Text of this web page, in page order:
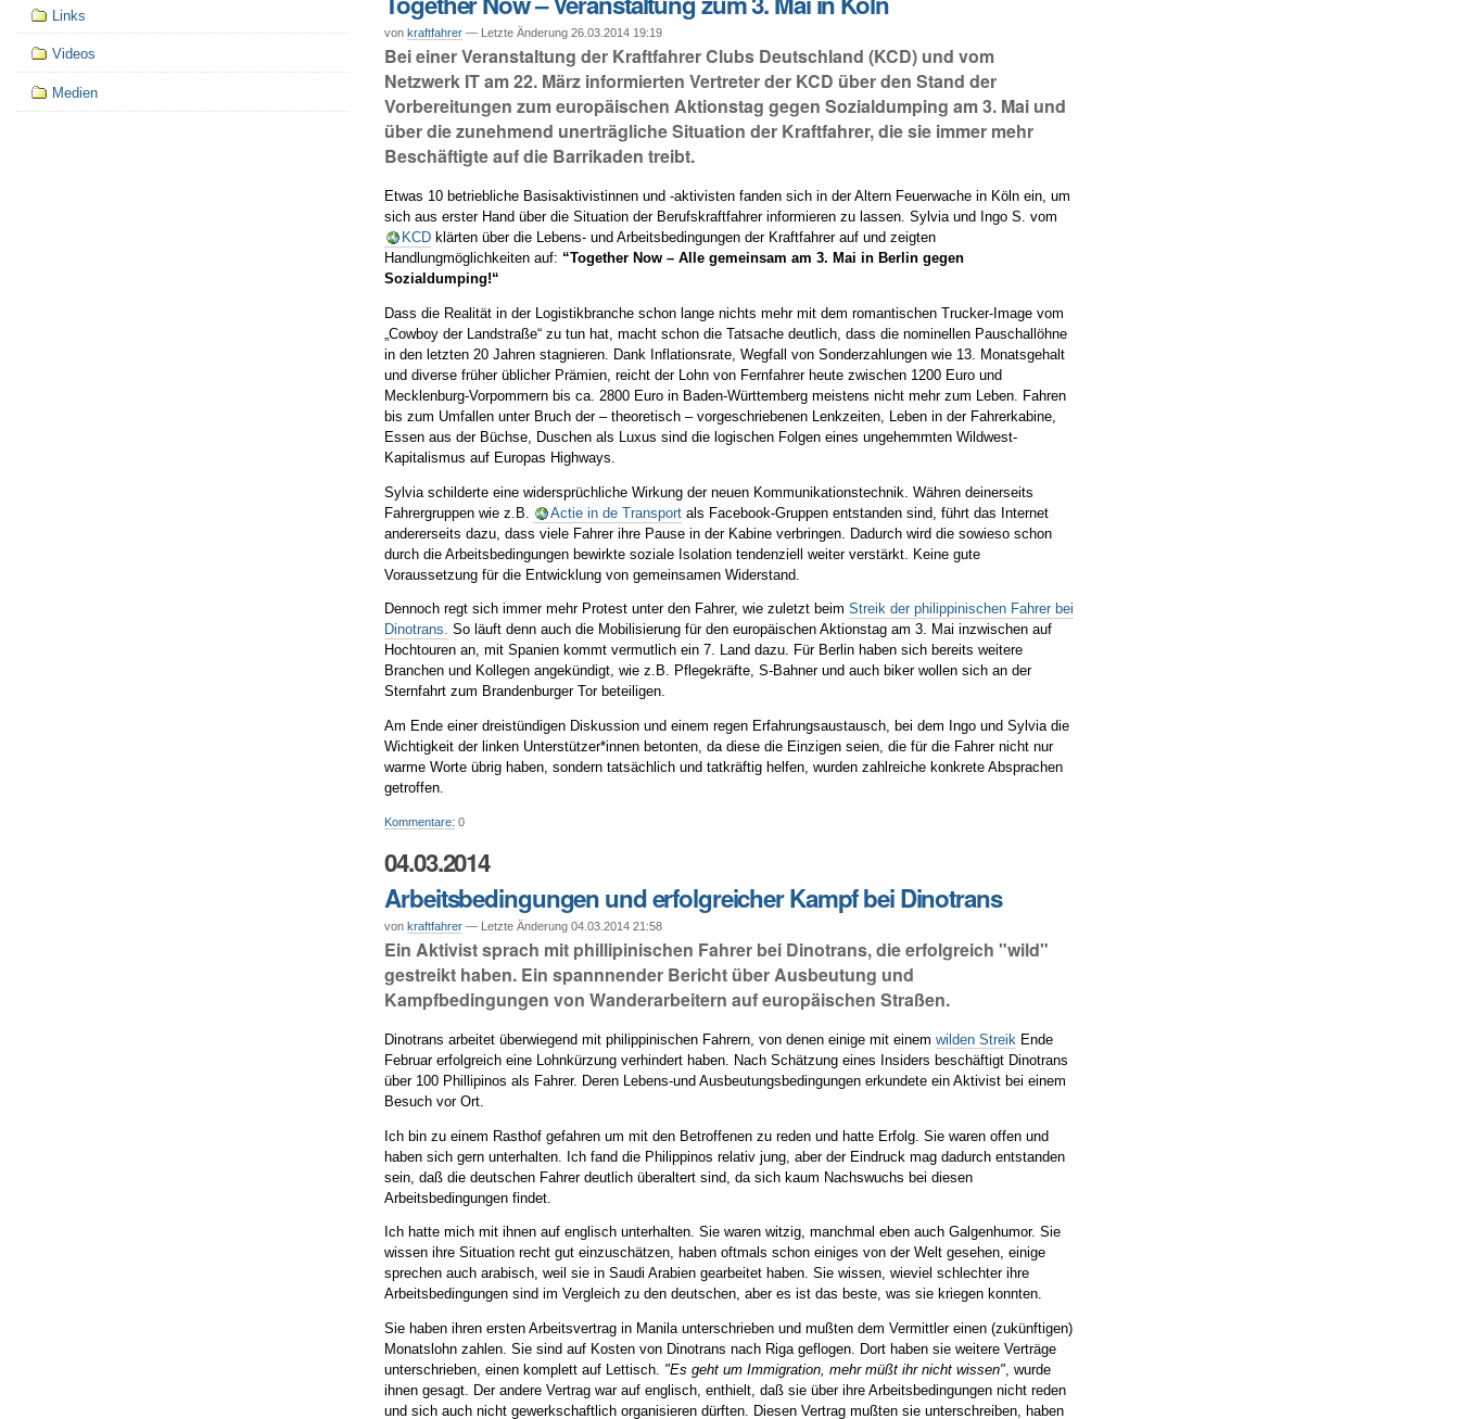
von kraftfahrer — Letzte Änderung 26.03.2014 19:19
Bei einer Veranstaltung der Kraftfahrer Clubs Deutschland (KCD) und vom
Netzwerk IT am 22. März informierten Vertreter der KCD über den Stand der
Vorbereitungen zum europäischen Aktionstag gegen Sozialdumping am 3. Mai und
über die zunehmend unerträgliche Situation der Kraftfahrer, die sie immer mehr
Beschäftigte auf die Barrikaden treibt.
Etwas 10 betriebliche Basisaktivistinnen und -aktivisten fanden sich in der Altern Feuerwache in Köln ein, um
sich aus erster Hand über die Situation der Berufskraftfahrer informieren zu lassen. Sylvia und Ingo S. vom
KCD klärten über die Lebens- und Arbeitsbedingungen der Kraftfahrer auf und zeigten
Handlungmöglichkeiten auf: “Together Now – Alle gemeinsam am 3. Mai in Berlin gegen
Sozialdumping!“
Dass die Realität in der Logistikbranche schon lange nichts mehr mit dem romantischen Trucker-Image vom
„Cowboy der Landstraße“ zu tun hat, macht schon die Tatsache deutlich, dass die nominellen Pauschallöhne
in den letzten 20 Jahren stagnieren. Dank Inflationsrate, Wegfall von Sonderzahlungen wie 13. Monatsgehalt
und diverse früher üblicher Prämien, reicht der Lohn von Fernfahrer heute zwischen 1200 Euro und
Mecklenburg-Vorpommern bis ca. 2800 Euro in Baden-Württemberg meistens nicht mehr zum Leben. Fahren
bis zum Umfallen unter Bruch der – theoretisch – vorgeschriebenen Lenkzeiten, Leben in der Fahrerkabine,
Essen aus der Büchse, Duschen als Luxus sind die logischen Folgen eines ungehemmten Wildwest-
Kapitalismus auf Europas Highways.
Sylvia schilderte eine widersprüchliche Wirkung der neuen Kommunikationstechnik. Währen deinerseits
Fahrergruppen wie z.B.
Actie in de Transport als Facebook-Gruppen entstanden sind, führt das Internet
andererseits dazu, dass viele Fahrer ihre Pause in der Kabine verbringen. Dadurch wird die sowieso schon
durch die Arbeitsbedingungen bewirkte soziale Isolation tendenziell weiter verstärkt. Keine gute
Voraussetzung für die Entwicklung von gemeinsamen Widerstand.
Dennoch regt sich immer mehr Protest unter den Fahrer, wie zuletzt beimStreik der philippinischen Fahrer bei
Dinotrans. So läuft denn auch die Mobilisierung für den europäischen Aktionstag am 3. Mai inzwischen auf
Hochtouren an, mit Spanien kommt vermutlich ein 7. Land dazu. Für Berlin haben sich bereits weitere
Branchen und Kollegen angekündigt, wie z.B. Pflegekräfte, S-Bahner und auch biker wollen sich an der
Sternfahrt zum Brandenburger Tor beteiligen.
Am Ende einer dreistündigen Diskussion und einem regen Erfahrungsaustausch, bei dem Ingo und Sylvia die
Wichtigkeit der linken Unterstützer*innen betonten, da diese die Einzigen seien, die für die Fahrer nicht nur
warme Worte übrig haben, sondern tatsächlich und tatkräftig helfen, wurden zahlreiche konkrete Absprachen
getroffen.
Kommentare: 0
04.03.2014
Arbeitsbedingungen und erfolgreicher Kampf bei Dinotrans
von kraftfahrer — Letzte Änderung 04.03.2014 21:58
Ein Aktivist sprach mit phillipinischen Fahrer bei Dinotrans, die erfolgreich "wild"
gestreikt haben. Ein spannnender Bericht über Ausbeutung und
Kampfbedingungen von Wanderarbeitern auf europäischen Straßen.
Dinotrans arbeitet überwiegend mit philippinischen Fahrern, von denen einige mit einemwilden Streik Ende
Februar erfolgreich eine Lohnkürzung verhindert haben. Nach Schätzung eines Insiders beschäftigt Dinotrans
über 100 Phillipinos als Fahrer. Deren Lebens-und Ausbeutungsbedingungen erkundete ein Aktivist bei einem
Besuch vor Ort.
Ich bin zu einem Rasthof gefahren um mit den Betroffenen zu reden und hatte Erfolg. Sie waren offen und
haben sich gern unterhalten. Ich fand die Philippinos relativ jung, aber der Eindruck mag dadurch entstanden
sein, daß die deutschen Fahrer deutlich überaltert sind, da sich kaum Nachswuchs bei diesen
Arbeitsbedingungen findet.
Ich hatte mich mit ihnen auf englisch unterhalten. Sie waren witzig, manchmal eben auch Galgenhumor. Sie
wissen ihre Situation recht gut einzuschätzen, haben oftmals schon einiges von der Welt gesehen, einige
sprechen auch arabisch, weil sie in Saudi Arabien gearbeitet haben. Sie wissen, wieviel schlechter ihre
Arbeitsbedingungen sind im Vergleich zu den deutschen, aber es ist das beste, was sie kriegen konnten.
Sie haben ihren ersten Arbeitsvertrag in Manila unterschrieben und mußten dem Vermittler einen (zukünftigen)
Monatslohn zahlen. Sie sind auf Kosten von Dinotrans nach Riga geflogen. Dort haben sie weitere Verträge
unterschrieben, einen komplett auf Lettisch. "Es geht um Immigration, mehr müßt ihr nicht wissen", wurde
ihnen gesagt. Der andere Vertrag war auf englisch, enthielt, daß sie über ihre Arbeitsbedingungen nicht reden
und sich auch nicht gewerkschaftlich organisieren dürften. Diesen Vertrag mußten sie unterschreiben, haben
Links
Videos
Medien